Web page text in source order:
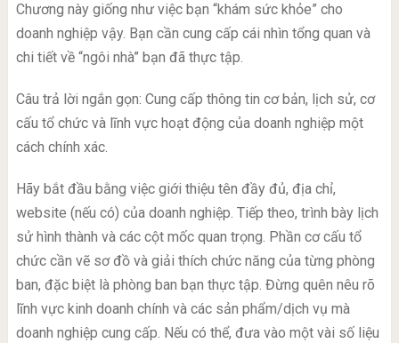
Chương này giống như việc bạn “khám sức khỏe” cho
doanh nghiệp vậy. Bạn cần cung cấp cái nhìn tổng quan và
chi tiết về “ngôi nhà” bạn đã thực tập.
Câu trả lời ngắn gọn: Cung cấp thông tin cơ bản, lịch sử, cơ
cấu tổ chức và lĩnh vực hoạt động của doanh nghiệp một
cách chính xác.
Hãy bắt đầu bằng việc giới thiệu tên đầy đủ, địa chỉ,
website (nếu có) của doanh nghiệp. Tiếp theo, trình bày lịch
sử hình thành và các cột mốc quan trọng. Phần cơ cấu tổ
chức cần vẽ sơ đồ và giải thích chức năng của từng phòng
ban, đặc biệt là phòng ban bạn thực tập. Đừng quên nêu rõ
lĩnh vực kinh doanh chính và các sản phẩm/dịch vụ mà
doanh nghiệp cung cấp. Nếu có thể, đưa vào một vài số liệu